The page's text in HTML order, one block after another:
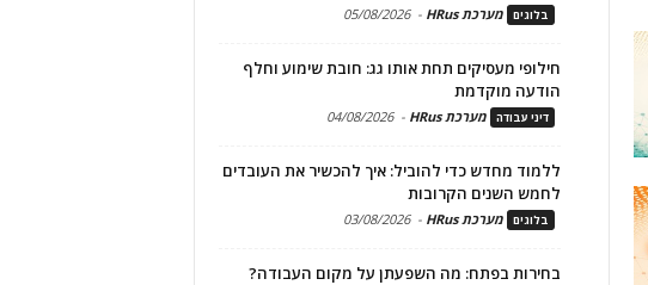
בלוגים מערכת HRus -
05/08/2026
חילופי מעסיקים תחת אותו גג: חובת שימוע וחלף
הודעה מוקדמת
דיני עבודה מערכת HRus -
04/08/2026
ללמוד מחדש כדי להוביל: איך להכשיר את העובדים
לחמש השנים הקרובות
בלוגים מערכת HRus -
03/08/2026
בחירות בפתח: מה השפעתן על מקום העבודה?